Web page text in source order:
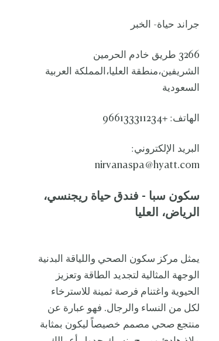
جراند حياة- الخبر
3266 طريق خادم الحرمين
الشريفين،منطقة العليا،المملكة العربية
السعودية
الهاتف: +966133311234
البريد الإلكتروني:
nirvanaspa@hyatt.com
سكون سبا - فندق حياة ريجنسي،
الرياض، العليا
يمثل مركز سكون الصحي واللياقة البدنية
الوجهة المثالية لتجديد الطاقة وتعزيز
الحيوية واغتنام فرصة ثمينة للاسترخاء
لكل من النساء والرجال. فهو عبارة عن
منتجع صحي مصمم خصيصاً ليكون بمثابة